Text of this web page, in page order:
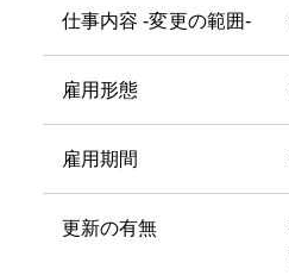
仕事内容 -変更の範囲-
雇用形態
雇用期間
更新の有無